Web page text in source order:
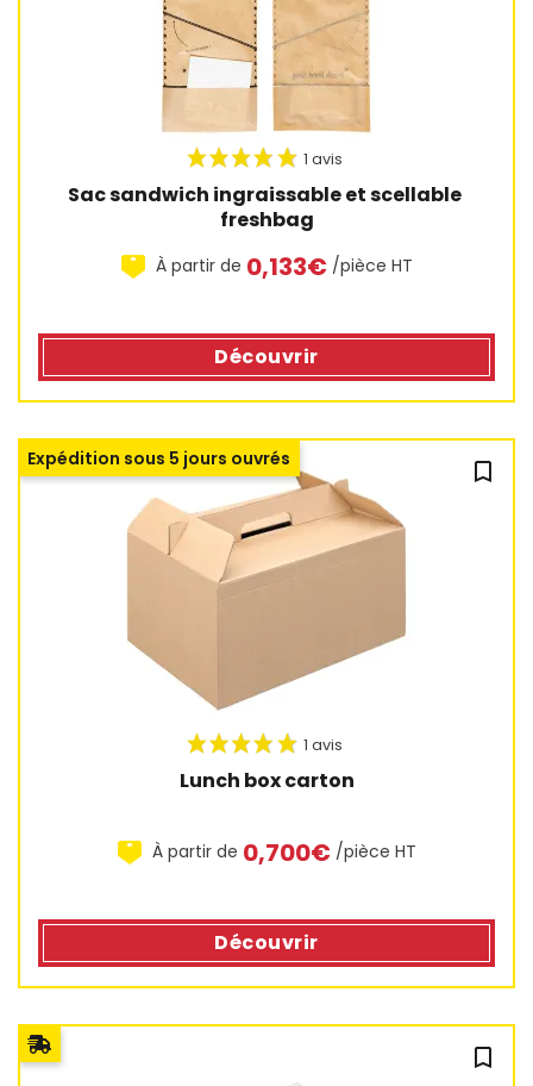
Sac sandwich ingraissable et scellable
freshbag
À partir de 0,133€ /pièce HT
Découvrir
bookmark_outline
Lunch box carton
À partir de 0,700€ /pièce HT
Expédition sous 5 jours ouvrés
Découvrir
bookmark_outline